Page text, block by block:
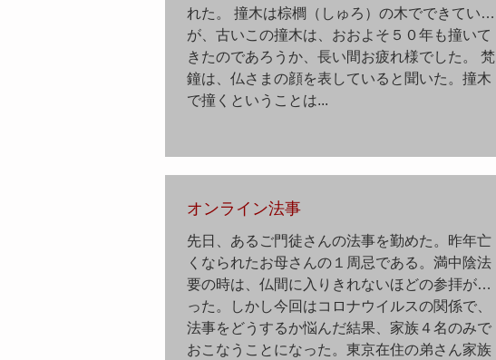
れた。 撞木は棕櫚（しゅろ）の木でできている
が、古いこの撞木は、おおよそ５０年も撞いて
きたのであろうか、長い間お疲れ様でした。 梵
鐘は、仏さまの顔を表していると聞いた。撞木
で撞くということは...
オンライン法事
先日、あるご門徒さんの法事を勤めた。昨年亡
くなられたお母さんの１周忌である。満中陰法
要の時は、仏間に入りきれないほどの参拝があ
った。しかし今回はコロナウイルスの関係で、
法事をどうするか悩んだ結果、家族４名のみで
おこなうことになった。東京在住の弟さん家族